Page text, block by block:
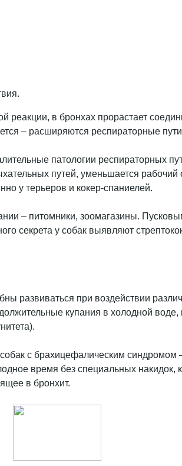
в бронхах прорастает
– расширяются респираторные
патологии респираторных
путей, уменьшается
у терьеров и кокер-спаниелей.
– питомники, зоомагазины.
секрета у собак выявляют
развиваться при воздействии
купания в холодной
с брахицефалическим
время без специальных
в бронхит.